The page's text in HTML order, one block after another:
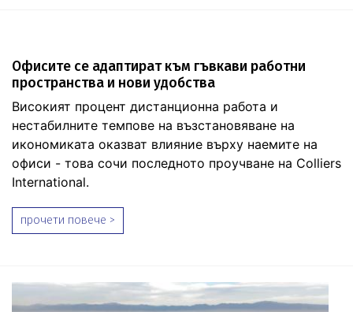
Офисите се адаптират към гъвкави работни
пространства и нови удобства
Високият процент дистанционна работа и
нестабилните темпове на възстановяване на
икономиката оказват влияние върху наемите на
офиси - това сочи последното проучване на Colliers
International.
прочети повече >